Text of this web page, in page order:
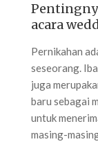
acara
Pernikahan
seseorang.
juga
baru sebagai
untuk
masing-